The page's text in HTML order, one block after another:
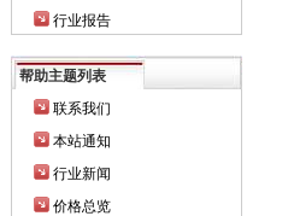
行业报告
帮助主题列表
联系我们
本站通知
行业新闻
价格总览